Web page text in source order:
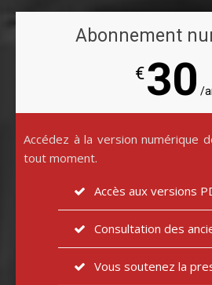
Abonnement
€30 /
Accédez à la version numérique
tout moment.
Accès aux versions
Consultation des
Vous soutenez la